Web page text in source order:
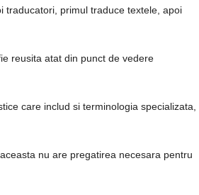
traducatori, primul traduce textele, apoi
reusita atat din punct de vedere
care includ si terminologia specializata,
nu are pregatirea necesara pentru